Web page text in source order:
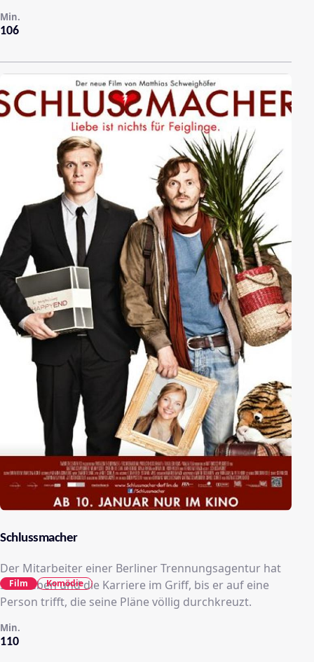
106
Min.
Schlussmacher
Der Mitarbeiter einer Berliner Trennungsagentur hat
sein Leben und die Karriere im Griff, bis er auf eine
Person trifft, die seine Pläne völlig durchkreuzt.
110
Min.
Film Komödie